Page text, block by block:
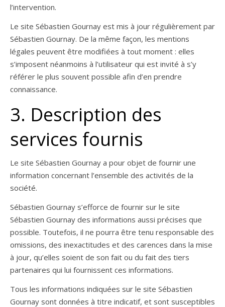
l’intervention.
Le site Sébastien Gournay est mis à jour régulièrement par
Sébastien Gournay. De la même façon, les mentions
légales peuvent être modifiées à tout moment : elles
s’imposent néanmoins à l’utilisateur qui est invité à s’y
référer le plus souvent possible afin d’en prendre
connaissance.
3. Description des
services fournis
Le site Sébastien Gournay a pour objet de fournir une
information concernant l’ensemble des activités de la
société.
Sébastien Gournay s’efforce de fournir sur le site
Sébastien Gournay des informations aussi précises que
possible. Toutefois, il ne pourra être tenu responsable des
omissions, des inexactitudes et des carences dans la mise
à jour, qu’elles soient de son fait ou du fait des tiers
partenaires qui lui fournissent ces informations.
Tous les informations indiquées sur le site Sébastien
Gournay sont données à titre indicatif, et sont susceptibles